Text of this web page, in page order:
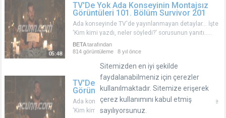
05:48
TV'De Yok Ada Konseyinin Montajsız
Görüntüleri 101. Bölüm Survivor 201
Ada konseyinde TV'de yayınlanmayan detaylar... İşte
'Kim kimi yazdı, neler söyledi?' sorusunun yanıtı.....
BETAtarafından
814 görüntüleme
8 yıl önce
TV'De Yok Ada Konseyinin Montajsız
Görüntüleri 104. Bölüm Survivor 201
Ada konseyinde TV'de yayınlanmayan detaylar... İşte
'Kim kimi yazdı, neler söyledi?' sorusunun yanıtı.....
Sitemizden en iyi şekilde
faydalanabilmeniz için çerezler
kullanılmaktadır. Sitemize erişerek
çerez kullanımını kabul etmiş
sayılıyorsunuz.